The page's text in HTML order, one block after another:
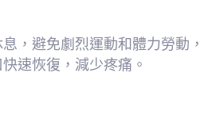
，避免劇烈運動和體力勞動，
速恢復，減少疼痛。